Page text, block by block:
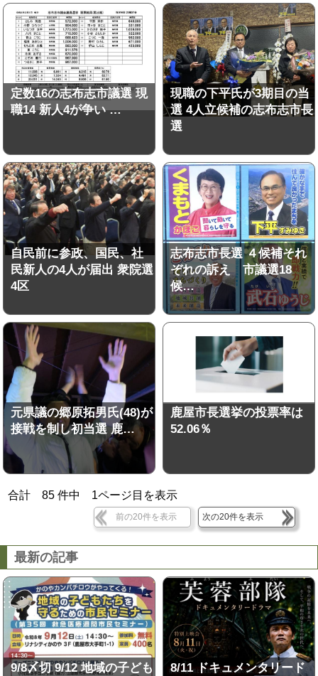
定数16の志布志市議選 現
職14 新人4が争い …
現職の下平氏が3期目の当
選 4人立候補の志布志市長
選
自民前に参政、国民、社
民新人の4人が届出 衆院選
4区
志布志市長選 ４候補それ
ぞれの訴え 市議選18
候…
元県議の郷原拓男氏(48)が
接戦を制し初当選 鹿…
鹿屋市長選挙の投票率は
52.06％
合計85 件中 1ページ目を表示
前の20件を表示 次の20件を表示
最新の記事
9/8〆切 9/12 地域の子ども 8/11 ドキュメンタリード